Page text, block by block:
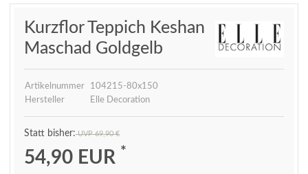
Kurzflor Teppich Keshan
Maschad Goldgelb
Artikelnummer
104215-80x150
Hersteller
Elle Decoration
UVP 69,90 €
54,90 EUR *